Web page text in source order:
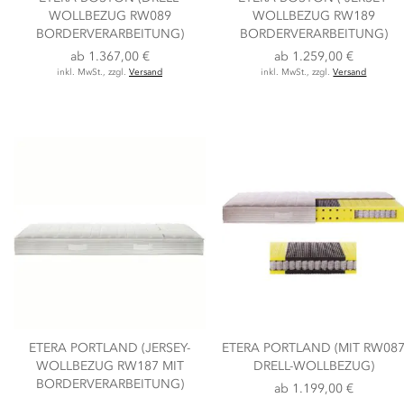
WOLLBEZUG RW089
BORDERVERARBEITUNG)
ab 1.367,00 €
inkl. MwSt., zzgl. Versand
WOLLBEZUG RW189
BORDERVERARBEITUNG)
ab 1.259,00 €
inkl. MwSt., zzgl.Versand
ETERA PORTLAND (JERSEY-
WOLLBEZUG RW187 MIT
BORDERVERARBEITUNG)
ETERA PORTLAND (MIT
DRELL-WOLLBEZUG)
ab 1.199,00 €